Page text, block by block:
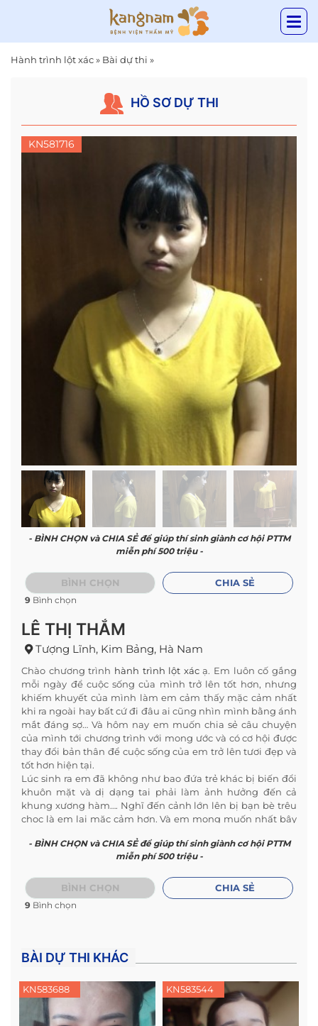
Hành trình lột xác» Bài dự thi »
HỒ SƠ DỰ THI
KN581716
- BÌNH CHỌN và CHIA SẺ để giúp thí sinh giành cơ hội PTTM
miễn phí 500 triệu -
BÌNH CHỌN
9 Bình chọn
CHIA SẺ
LÊ THỊ THẮM
Tượng Lĩnh, Kim Bảng, Hà Nam
Chào chương trình hành trình lột xácạ. Em luôn cố gắng
mỗi ngày để cuộc sống của mình trở lên tốt hơn, nhưng
khiếm khuyết của mình làm em cảm thấy mặc cảm nhất
khi ra ngoài hay bất cứ đi đâu ai cũng nhìn mình bằng ánh
mắt đáng sợ… Và hôm nay em muốn chia sẻ câu chuyện
của mình tới chương trình với mong ước và có cơ hội được
thay đổi bản thân để cuộc sống của em trở lên tươi đẹp và
tốt hơn hiện tại.
Lúc sinh ra em đã không như bao đứa trẻ khác bị biến đổi
khuôn mặt và dị dạng tai phải làm ảnh hưởng đến cả
khung xương hàm…. Nghĩ đến cảnh lớn lên bị bạn bè trêu
chọc là em lại mặc cảm hơn. Và em mong muốn nhất bây
sống. Mong rằng cơ hội sẽ đến với em để rồi sau đó em có
thể làm nhiều điều mình muốn hơn những điều mà em
Mong chương trình cho bọn em cơ hội được tham gia
chương trình và hy vọng mọi điều may mắn đến với em và
tất cả các bạn trong chương trình ạ….
- BÌNH CHỌN và CHIA SẺ để giúp thí sinh giành cơ hội PTTM
miễn phí 500 triệu -
BÌNH CHỌN
9 Bình chọn
CHIA SẺ
BÀI DỰ THI KHÁC
KN583688 KN583544